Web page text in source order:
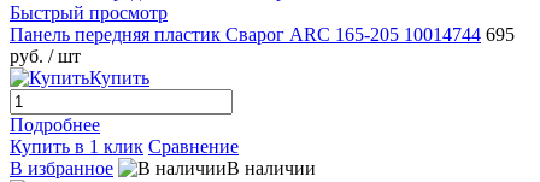
Быстрый просмотр
Панель передняя пластик Сварог ARC 165-205 10014744 695
руб. / шт
Купить
Подробнее
Купить в 1 клик Сравнение
В избранное
В наличии